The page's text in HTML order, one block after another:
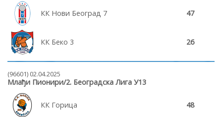
КК Нови Београд 7 47
КК Беко 3 26
(96601) 02.04.2025
Млађи Пионири/2. Београдска Лига У13
КК Горица 48